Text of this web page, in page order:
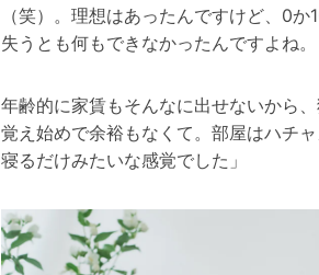
（笑）。理想はあったんですけど、0
失うとも何もできなかったんですよね。
年齢的に家賃もそんなに出せないから
覚え始めで余裕もなくて。部屋はハチ
寝るだけみたいな感覚でした」